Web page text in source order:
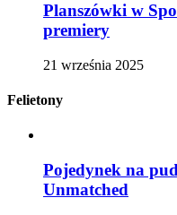
Planszówki w
premiery
21 września 2025
Felietony
Pojedynek na
Unmatched